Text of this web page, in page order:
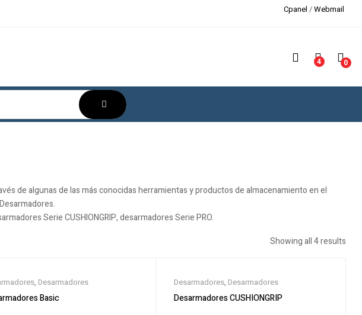
Cpanel /Webmail
4 0
de algunas de las más conocidas herramientas y productos de almacenamiento en el
Serie CUSHIONGRIP, desarmadores Serie PRO.
Showing all 4 results
, Desarmadores
Basic
Desarmadores, Desarmadores
Desarmadores CUSHIONGRIP